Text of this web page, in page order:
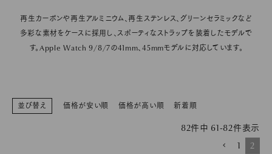
NEWS
SHOP LIST
再生カーボンや再生アルミニウム、再生ステンレス、グリーンセラミックなど
多彩な素材をケースに採用し、スポーティなストラップを装着したモデルで
す。Apple Watch 9/8/7の41mm、45mmモデルに対応しています。
並び替え 価格が安い順 価格が高い順 新着順
82件中 61-82件表示
1
2